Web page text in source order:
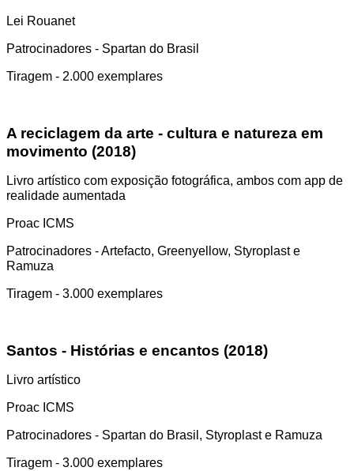
Lei Rouanet
Patrocinadores - Spartan do Brasil
Tiragem - 2.000 exemplares
A reciclagem da arte - cultura e natureza em
movimento (2018)
Livro artístico com exposição fotográfica, ambos com app de
realidade aumentada
Proac ICMS
Patrocinadores - Artefacto, Greenyellow, Styroplast e
Ramuza
Tiragem - 3.000 exemplares
Santos - Histórias e encantos (2018)
Livro artístico
Proac ICMS
Patrocinadores - Spartan do Brasil, Styroplast e Ramuza
Tiragem - 3.000 exemplares